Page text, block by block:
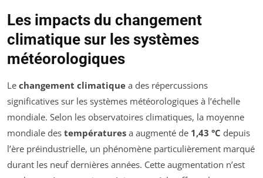
Les impacts du changement
climatique sur les systèmes
météorologiques
Le changement climatique a des répercussions
significatives sur les systèmes météorologiques à l’échelle
mondiale. Selon les observatoires climatiques, la moyenne
mondiale des températures a augmenté de 1,43 °C depuis
l’ère préindustrielle, un phénomène particulièrement marqué
durant les neuf dernières années. Cette augmentation n’est